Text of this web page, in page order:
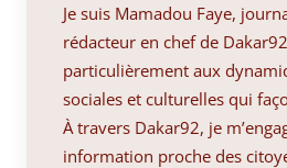
Je suis Mamadou Faye,
rédacteur en chef de
particulièrement aux
sociales et culturelles qui
À travers Dakar92, je
information proche des